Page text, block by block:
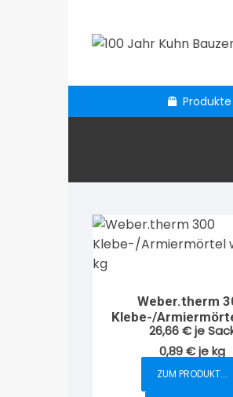
springen
Produkte
Weber.therm
Klebe-/
30 kg
26,66€ je
0,89€jekg
ZUM PRODUKT...